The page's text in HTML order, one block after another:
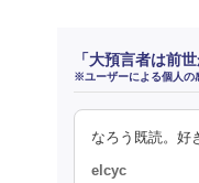
「大預言者は前
※ユーザーによる個人の
なろう既読。好
elcyc